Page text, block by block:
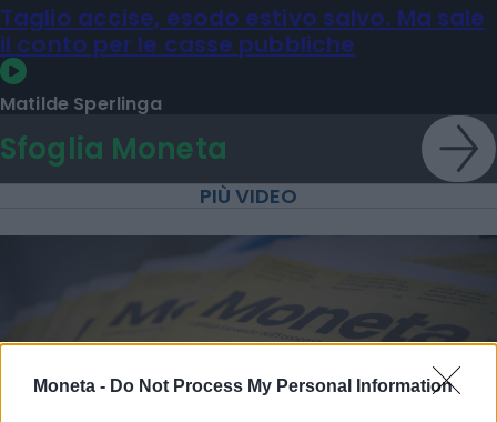
Moneta - Do Not Process My Personal Information
Taglio accise, esodo estivo salvo. Ma sale
il conto per le casse pubbliche
Matilde Sperlinga
Sfoglia Moneta
PIÙ VIDEO